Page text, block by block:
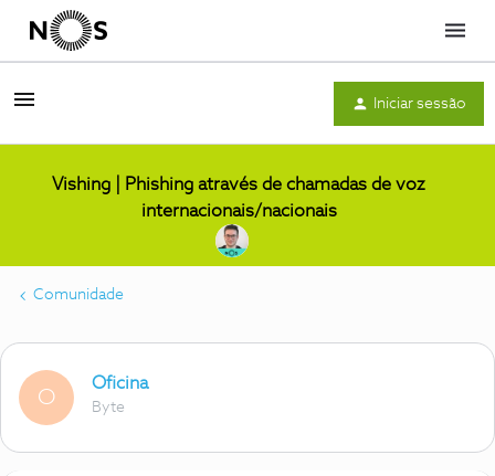
Menu
Iniciar sessão
Vishing | Phishing através de chamadas de voz
internacionais/nacionais
Comunidade
O
Oficina
Byte